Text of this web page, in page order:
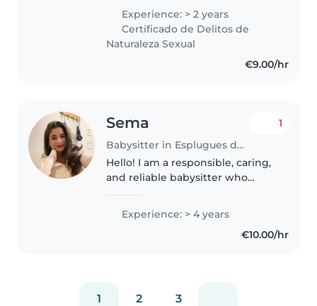
que adora trabajar con niños.
Cuento con experiencia
cuidando bebés, niños
pequeños, preescolares..
Experience: > 2 years
Certificado de Delitos de
Naturaleza Sexual
€9.00/hr
Sema
Babysitter in Esplugues de Llobregat
1
Hello! I am a responsible, caring,
and reliable babysitter who
with children. I love creating a
safe, positive, and fun
environment where children
Experience: > 4 years
€10.00/hr
1 2 3